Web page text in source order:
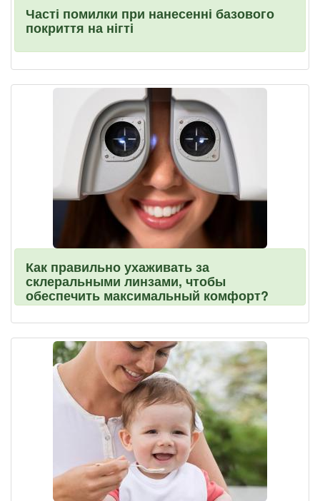
Часті помилки при нанесенні базового
покриття на нігті
Как правильно ухаживать за
склеральными линзами, чтобы
обеспечить максимальный комфорт?